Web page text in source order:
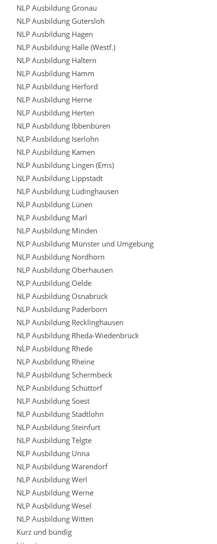
NLP Ausbildung Gronau
NLP Ausbildung Gütersloh
NLP Ausbildung Hagen
NLP Ausbildung Halle (Westf.)
NLP Ausbildung Haltern
NLP Ausbildung Hamm
NLP Ausbildung Herford
NLP Ausbildung Herne
NLP Ausbildung Herten
NLP Ausbildung Ibbenbüren
NLP Ausbildung Iserlohn
NLP Ausbildung Kamen
NLP Ausbildung Lingen (Ems)
NLP Ausbildung Lippstadt
NLP Ausbildung Lüdinghausen
NLP Ausbildung Lünen
NLP Ausbildung Marl
NLP Ausbildung Minden
NLP Ausbildung Münster und Umgebung
NLP Ausbildung Nordhorn
NLP Ausbildung Oberhausen
NLP Ausbildung Oelde
NLP Ausbildung Osnabrück
NLP Ausbildung Paderborn
NLP Ausbildung Recklinghausen
NLP Ausbildung Rheda-Wiedenbrück
NLP Ausbildung Rhede
NLP Ausbildung Rheine
NLP Ausbildung Schermbeck
NLP Ausbildung Schüttorf
NLP Ausbildung Soest
NLP Ausbildung Stadtlohn
NLP Ausbildung Steinfurt
NLP Ausbildung Telgte
NLP Ausbildung Unna
NLP Ausbildung Warendorf
NLP Ausbildung Werl
NLP Ausbildung Werne
NLP Ausbildung Wesel
NLP Ausbildung Witten
Kurz und bündig